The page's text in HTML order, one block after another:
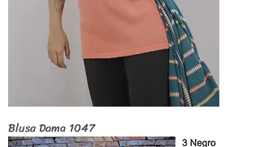
Blusa Dama 1047